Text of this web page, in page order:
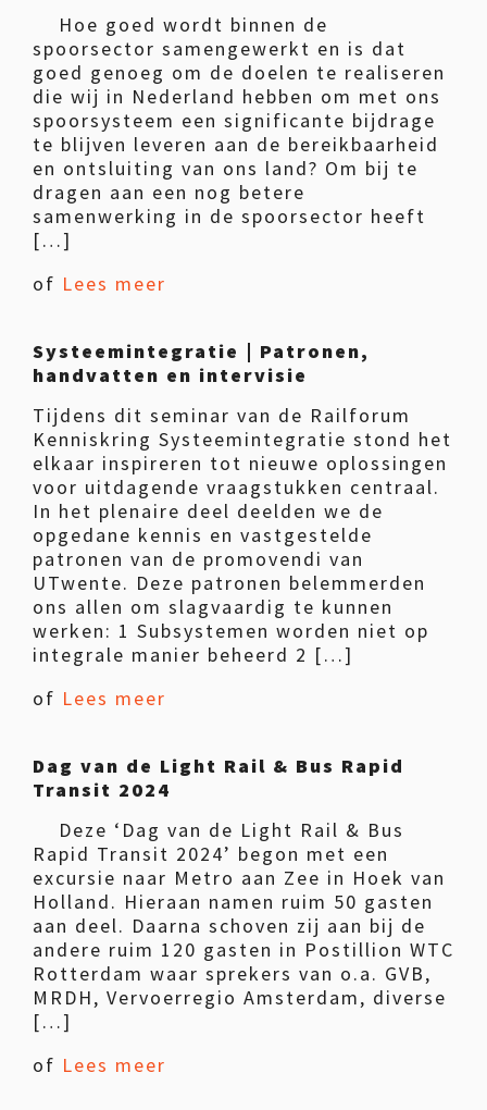
Hoe goed wordt binnen de
spoorsector samengewerkt en is dat
goed genoeg om de doelen te realiseren
die wij in Nederland hebben om met ons
spoorsysteem een significante bijdrage
te blijven leveren aan de bereikbaarheid
en ontsluiting van ons land? Om bij te
dragen aan een nog betere
samenwerking in de spoorsector heeft
[…]
of Lees meer
Systeemintegratie | Patronen,
handvatten en intervisie
Tijdens dit seminar van de Railforum
Kenniskring Systeemintegratie stond het
elkaar inspireren tot nieuwe oplossingen
voor uitdagende vraagstukken centraal.
In het plenaire deel deelden we de
opgedane kennis en vastgestelde
patronen van de promovendi van
UTwente. Deze patronen belemmerden
ons allen om slagvaardig te kunnen
werken: 1 Subsystemen worden niet op
integrale manier beheerd 2 […]
of Lees meer
Dag van de Light Rail & Bus Rapid
Transit 2024
Deze ‘Dag van de Light Rail & Bus
Rapid Transit 2024’ begon met een
excursie naar Metro aan Zee in Hoek van
Holland. Hieraan namen ruim 50 gasten
aan deel. Daarna schoven zij aan bij de
andere ruim 120 gasten in Postillion WTC
Rotterdam waar sprekers van o.a. GVB,
MRDH, Vervoerregio Amsterdam, diverse
[…]
of Lees meer